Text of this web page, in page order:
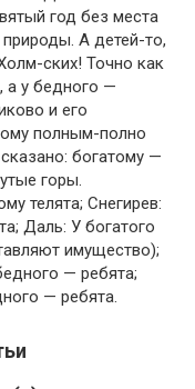
год без места
А детей-то,
ских! Точно как
а у бедного —
и его
полным-полно
богатому —
горы.
телята; Снегирев:
Даль: У богатого
имущество);
— ребята;
— ребята.